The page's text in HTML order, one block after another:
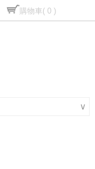
購物車( 0 )
∨